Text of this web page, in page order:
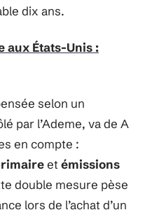
dix ans.
aux États-Unis :
selon un
par l’Ademe, va de A
en compte :
et émissions
double mesure pèse
lors de l’achat d’un